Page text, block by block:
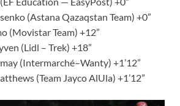
(Astana Qazaqstan Team) +0”
(Movistar Team) +12”
(Lidl – Trek) +18”
(Intermarché–Wanty) +1’12”
(Team Jayco AlUla) +1’12”